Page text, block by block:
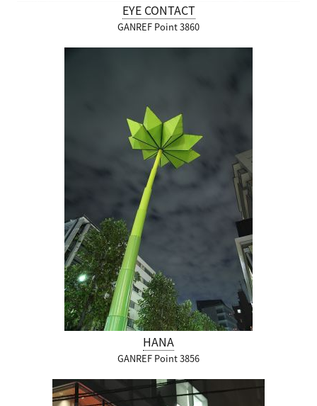
EYE CONTACT
GANREF Point 3860
HANA
GANREF Point 3856